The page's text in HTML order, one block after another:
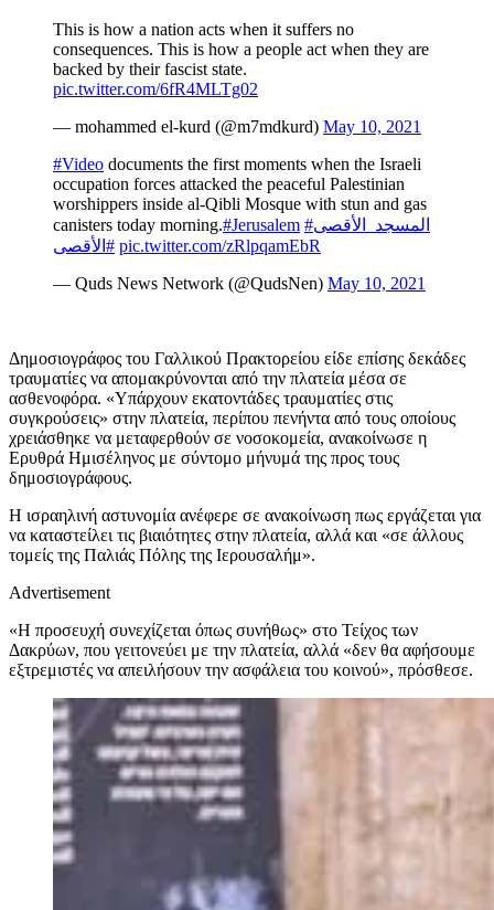
This is how a nation acts when it suffers no
consequences. This is how a people act when they are
backed by their fascist state.
pic.twitter.com/6fR4MLTg02
— mohammed el-kurd (@m7mdkurd) May 10, 2021
#Video documents the first moments when the Israeli
occupation forces attacked the peaceful Palestinian
worshippers inside al-Qibli Mosque with stun and gas
canisters today morning.#Jerusalem
#المسجد_الأقصى
#الأقصى pic.twitter.com/zRlpqamEbR
— Quds News Network (@QudsNen) May 10, 2021
Δημοσιογράφος του Γαλλικού Πρακτορείου είδε επίσης δεκάδες
τραυματίες να απομακρύνονται από την πλατεία μέσα σε
ασθενοφόρα. «Υπάρχουν εκατοντάδες τραυματίες στις
συγκρούσεις» στην πλατεία, περίπου πενήντα από τους οποίους
χρειάσθηκε να μεταφερθούν σε νοσοκομεία, ανακοίνωσε η
Ερυθρά Ημισέληνος με σύντομο μήνυμά της προς τους
δημοσιογράφους.
Η ισραηλινή αστυνομία ανέφερε σε ανακοίνωση πως εργάζεται για
να καταστείλει τις βιαιότητες στην πλατεία, αλλά και «σε άλλους
τομείς της Παλιάς Πόλης της Ιερουσαλήμ».
Advertisement
«Η προσευχή συνεχίζεται όπως συνήθως» στο Τείχος των
Δακρύων, που γειτονεύει με την πλατεία, αλλά «δεν θα αφήσουμε
εξτρεμιστές να απειλήσουν την ασφάλεια του κοινού», πρόσθεσε.